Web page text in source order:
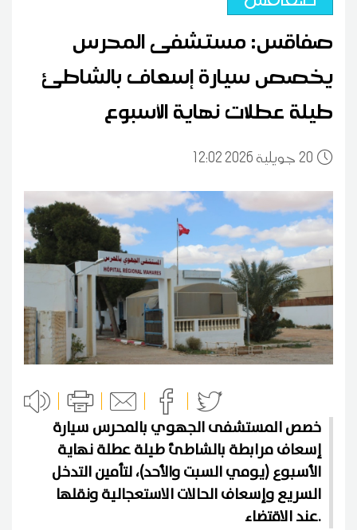
صفاقس: مستشفى المحرس
يخصص سيارة إسعاف بالشاطئ
طيلة عطلات نهاية الأسبوع
20 12:02 2026 جويلية
خصص المستشفى الجهوي بالمحرس سيارة
إسعاف مرابطة بالشاطئ طيلة عطلة نهاية
الأسبوع (يومي السبت والأحد)، لتأمين التدخل
السريع وإسعاف الحالات الاستعجالية ونقلها
عند الاقتضاء.